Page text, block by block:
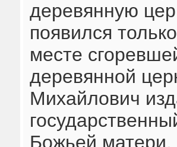
деревянную
появился
месте
деревянной
Михайлович
Божьей матери.